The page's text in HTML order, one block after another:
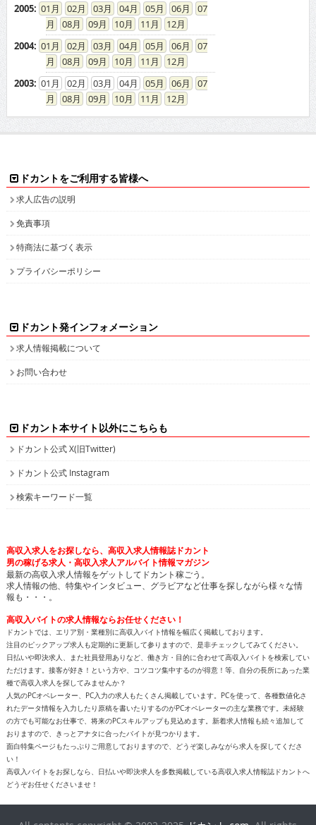
2005: 01 02 03 04 05 06
07
08
09 10 11
12
2004: 01 02 03 04 05 06
07
08
09 10 11
12
2003: 01 02 03 04 05 06
07
08
09 10 11 12
ドカントをご利用する皆様へ
求人広告の説明
免責事項
特商法に基づく表示
プライバシーポリシー
ドカント発インフォメーション
求人情報掲載について
お問い合わせ
ドカント本サイト以外にこちらも
ドカント公式 X(旧Twitter)
ドカント公式 Instagram
検索キーワード一覧
高収入求人をお探しなら、高収入求人情報誌ドカント
男の稼げる求人・高収入求人アルバイト情報マガジン
最新の高収入求人情報をゲットしてドカント稼ごう。
求人情報の他、特集やインタビュー、グラビアなど仕事を探しながら様々な情
報も・・・。
高収入バイトの求人情報ならお任せください！
ドカントでは、エリア別・業種別に高収入バイト情報を幅広く掲載しております。
注目のピックアップ求人も定期的に更新して参りますので、是非チェックしてみてください。
日払いや即決求人、また社員登用ありなど、働き方・目的に合わせて高収入バイトを検索してい
ただけます。接客が好き！という方や、コツコツ集中するのが得意！等、自分の長所にあった業
種で高収入求人を探してみませんか？
人気のPCオペレーター、PC入力の求人もたくさん掲載しています。PCを使って、各種数値化さ
れたデータ情報を入力したり原稿を書いたりするのがPCオペレーターの主な業務です。未経験
の方でも可能なお仕事で、将来のPCスキルアップも見込めます。新着求人情報も続々追加して
おりますので、きっとアナタに合ったバイトが見つかります。
面白特集ページもたっぷりご用意しておりますので、どうぞ楽しみながら求人を探してくださ
い！
高収入バイトをお探しなら、日払いや即決求人を多数掲載している高収入求人情報誌ドカントへ
どうぞお任せくださいませ！